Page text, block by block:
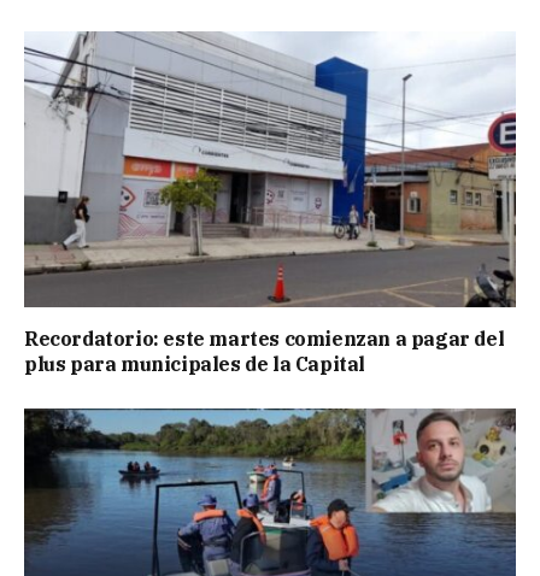
Recordatorio: este martes comienzan a pagar del
plus para municipales de la Capital